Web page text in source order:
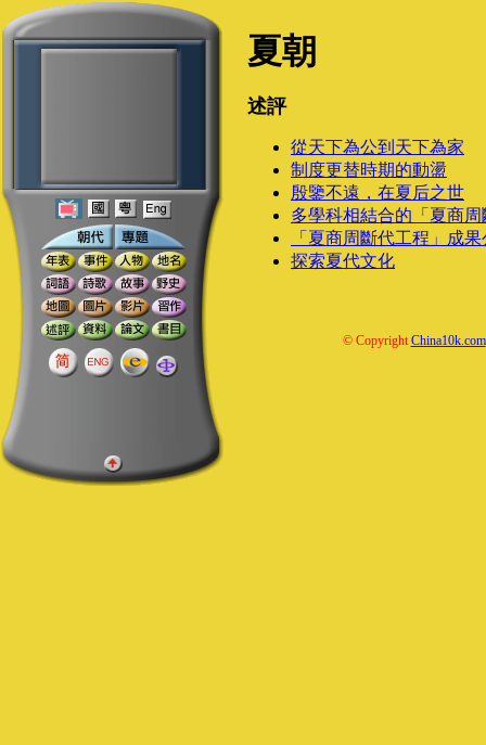
夏朝
述評
從天下為公到天下為家
制度更替時期的動盪
殷鑒不遠，在夏后之世
多學科相結合的「夏商
「夏商周斷代工程」成
探索夏代文化
© CopyrightChina10k.com